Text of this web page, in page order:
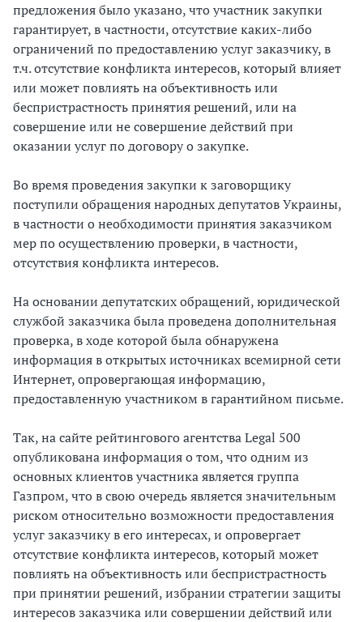
предложения было указано, что участник закупки
гарантирует, в частности, отсутствие каких-либо
ограничений по предоставлению услуг заказчику, в
т.ч. отсутствие конфликта интересов, который влияет
или может повлиять на объективность или
беспристрастность принятия решений, или на
совершение или не совершение действий при
оказании услуг по договору о закупке.
Во время проведения закупки к заговорщику
поступили обращения народных депутатов Украины,
в частности о необходимости принятия заказчиком
мер по осуществлению проверки, в частности,
отсутствия конфликта интересов.
На основании депутатских обращений, юридической
службой заказчика была проведена дополнительная
проверка, в ходе которой была обнаружена
информация в открытых источниках всемирной сети
Интернет, опровергающая информацию,
предоставленную участником в гарантийном письме.
Так, на сайте рейтингового агентства Legal 500
опубликована информация о том, что одним из
основных клиентов участника является группа
Газпром, что в свою очередь является значительным
риском относительно возможности предоставления
услуг заказчику в его интересах, и опровергает
отсутствие конфликта интересов, который может
повлиять на объективность или беспристрастность
при принятии решений, избрании стратегии защиты
интересов заказчика или совершении действий или